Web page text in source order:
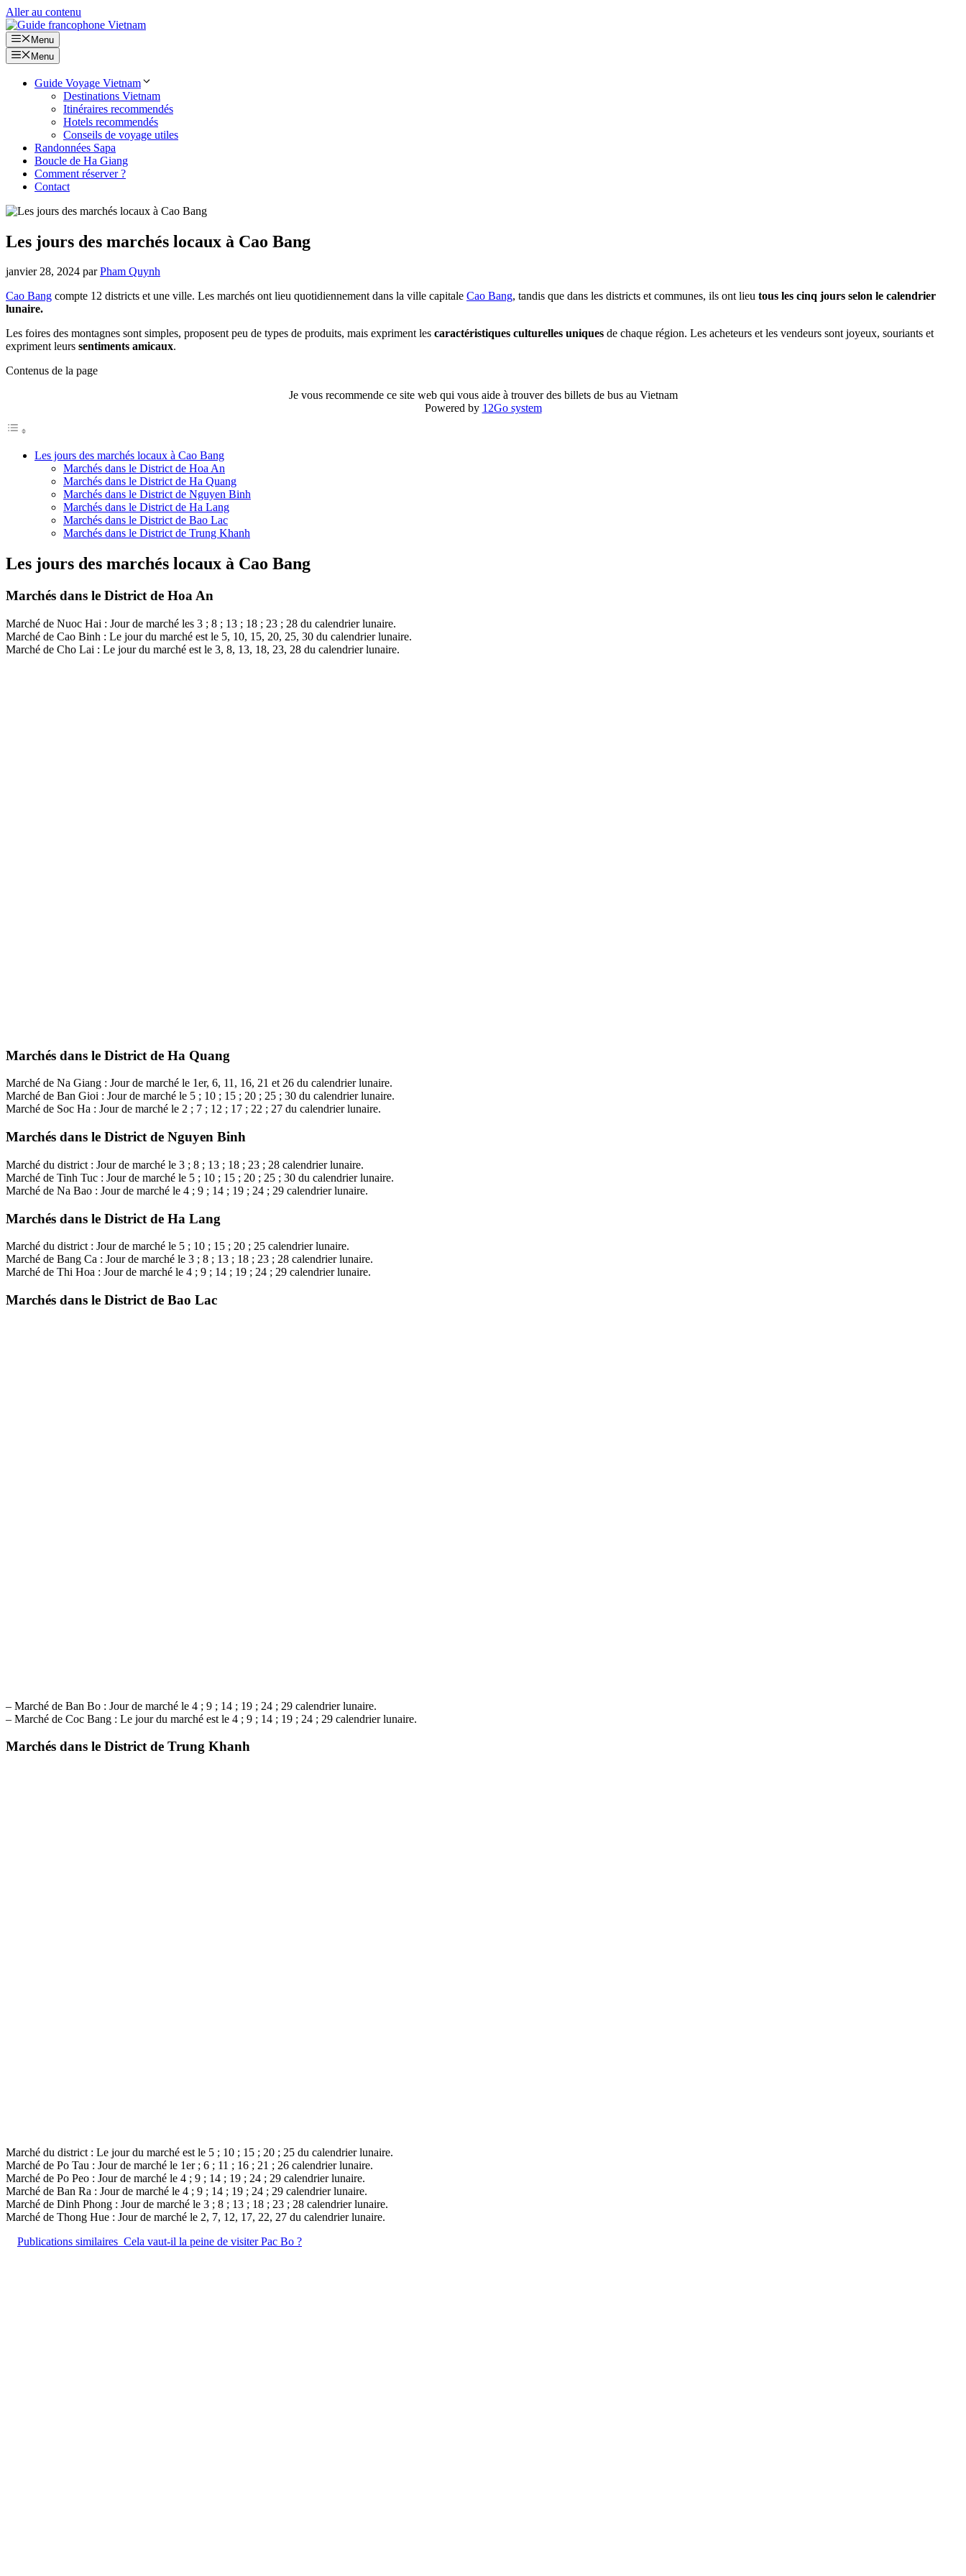
Aller au contenu
Menu
Menu
Guide Voyage Vietnam
Destinations Vietnam
Itinéraires recommendés
Hotels recommendés
Conseils de voyage utiles
Randonnées Sapa
Boucle de Ha Giang
Comment réserver ?
Contact
Les jours des marchés locaux à Cao Bang
janvier 28, 2024 parPham Quynh
Cao Bang compte 12 districts et une ville. Les marchés ont lieu quotidiennement dans la ville capitale Cao Bang, tandis que dans les districts et communes, ils ont lieu tous les cinq jours selon le calendrier
lunaire.
Les foires des montagnes sont simples, proposent peu de types de produits, mais expriment les caractéristiques culturelles uniques de chaque région. Les acheteurs et les vendeurs sont joyeux, souriants et
expriment leurs sentiments amicaux.
Contenus de la page
Je vous recommende ce site web qui vous aide à trouver des billets de bus au Vietnam
Powered by 12Go system
Les jours des marchés locaux à Cao Bang
Marchés dans le District de Hoa An
Marchés dans le District de Ha Quang
Marchés dans le District de Nguyen Binh
Marchés dans le District de Ha Lang
Marchés dans le District de Bao Lac
Marchés dans le District de Trung Khanh
Les jours des marchés locaux à Cao Bang
Marchés dans le District de Hoa An
Marché de Nuoc Hai : Jour de marché les 3 ; 8 ; 13 ; 18 ; 23 ; 28 du calendrier lunaire.
Marché de Cao Binh : Le jour du marché est le 5, 10, 15, 20, 25, 30 du calendrier lunaire.
Marché de Cho Lai : Le jour du marché est le 3, 8, 13, 18, 23, 28 du calendrier lunaire.
Marchés dans le District de Ha Quang
Marché de Na Giang : Jour de marché le 1er, 6, 11, 16, 21 et 26 du calendrier lunaire.
Marché de Ban Gioi : Jour de marché le 5 ; 10 ; 15 ; 20 ; 25 ; 30 du calendrier lunaire.
Marché de Soc Ha : Jour de marché le 2 ; 7 ; 12 ; 17 ; 22 ; 27 du calendrier lunaire.
Marchés dans le District de Nguyen Binh
Marché du district : Jour de marché le 3 ; 8 ; 13 ; 18 ; 23 ; 28 calendrier lunaire.
Marché de Tinh Tuc : Jour de marché le 5 ; 10 ; 15 ; 20 ; 25 ; 30 du calendrier lunaire.
Marché de Na Bao : Jour de marché le 4 ; 9 ; 14 ; 19 ; 24 ; 29 calendrier lunaire.
Marchés dans le District de Ha Lang
Marché du district : Jour de marché le 5 ; 10 ; 15 ; 20 ; 25 calendrier lunaire.
Marché de Bang Ca : Jour de marché le 3 ; 8 ; 13 ; 18 ; 23 ; 28 calendrier lunaire.
Marché de Thi Hoa : Jour de marché le 4 ; 9 ; 14 ; 19 ; 24 ; 29 calendrier lunaire.
Marchés dans le District de Bao Lac
– Marché de Ban Bo : Jour de marché le 4 ; 9 ; 14 ; 19 ; 24 ; 29 calendrier lunaire.
– Marché de Coc Bang : Le jour du marché est le 4 ; 9 ; 14 ; 19 ; 24 ; 29 calendrier lunaire.
Marchés dans le District de Trung Khanh
Marché du district : Le jour du marché est le 5 ; 10 ; 15 ; 20 ; 25 du calendrier lunaire.
Marché de Po Tau : Jour de marché le 1er ; 6 ; 11 ; 16 ; 21 ; 26 calendrier lunaire.
Marché de Po Peo : Jour de marché le 4 ; 9 ; 14 ; 19 ; 24 ; 29 calendrier lunaire.
Marché de Ban Ra : Jour de marché le 4 ; 9 ; 14 ; 19 ; 24 ; 29 calendrier lunaire.
Marché de Dinh Phong : Jour de marché le 3 ; 8 ; 13 ; 18 ; 23 ; 28 calendrier lunaire.
Marché de Thong Hue : Jour de marché le 2, 7, 12, 17, 22, 27 du calendrier lunaire.
Publications similaires Cela vaut-il la peine de visiter Pac Bo ?